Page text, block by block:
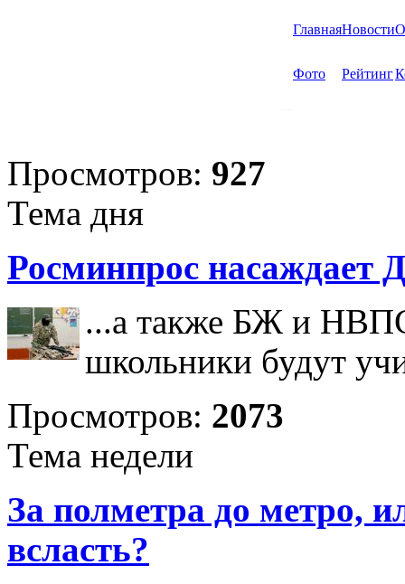
ГлавнаяНовости
Фото Рейтинг
Просмотров: 927
Тема дня
Росминпрос насаждает
...а также БЖ и НВПС
школьники будут
Просмотров: 2073
Тема недели
За полметра до метро,
всласть?